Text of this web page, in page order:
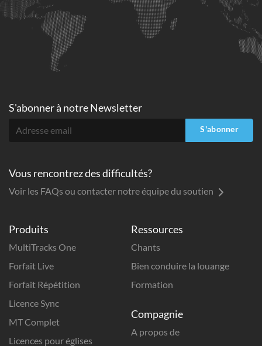
Produits
MultiTracks One
Forfait Live
Forfait Répétition
Licence Sync
MT Complet
Licences pour églises
Ressources
Chants
Bien conduire la louange
Formation
Compagnie
A propos de
S'abonner à notre Newsletter
S'abonner
Vous rencontrez des difficultés?
Voir les FAQs ou contacter notre équipe du soutien